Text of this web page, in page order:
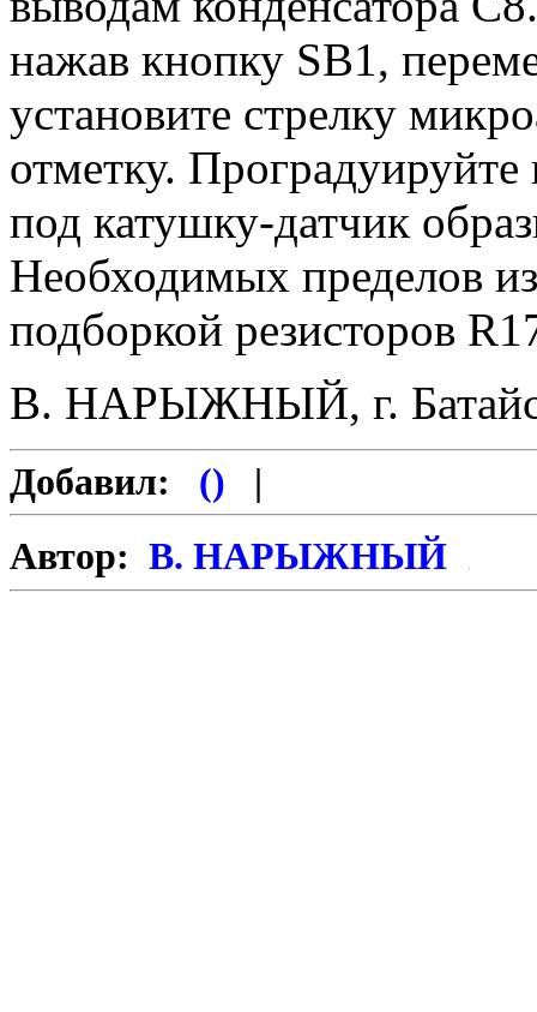
нажав кнопку SB1,
установите стрелку
отметку.
под катушку-датчик
Необходимых пределов
подборкой резисторов
В. НАРЫЖНЫЙ, г.
Добавил: ()
|
Автор: В. НАРЫЖНЫЙ